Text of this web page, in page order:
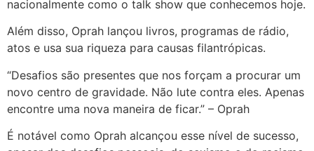
nacionalmente como o talk show que conhecemos hoje.
Além disso, Oprah lançou livros, programas de rádio,
atos e usa sua riqueza para causas filantrópicas.
“Desafios são presentes que nos forçam a procurar um
novo centro de gravidade. Não lute contra eles. Apenas
encontre uma nova maneira de ficar.” – Oprah
É notável como Oprah alcançou esse nível de sucesso,